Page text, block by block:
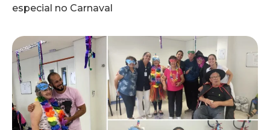
especial no Carnaval